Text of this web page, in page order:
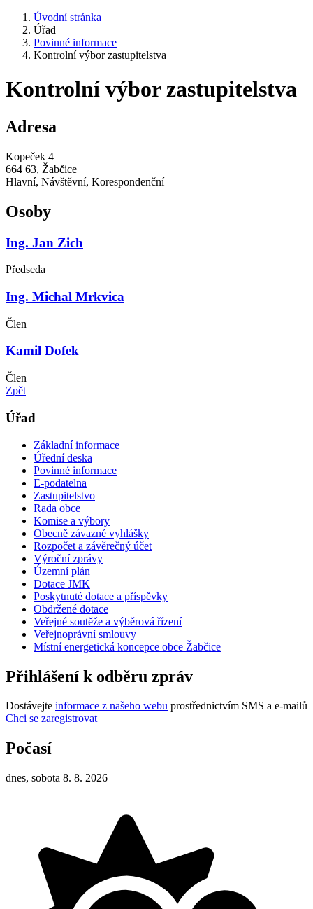
Úvodní stránka
Úřad
Povinné informace
Kontrolní výbor zastupitelstva
Kontrolní výbor zastupitelstva
Adresa
Kopeček 4
664 63, Žabčice
Hlavní, Návštěvní, Korespondenční
Osoby
Ing. Jan Zich
Předseda
Ing. Michal Mrkvica
Člen
Kamil Dofek
Člen
Zpět
Úřad
Základní informace
Úřední deska
Povinné informace
E-podatelna
Zastupitelstvo
Rada obce
Komise a výbory
Obecně závazné vyhlášky
Rozpočet a závěrečný účet
Výroční zprávy
Územní plán
Dotace JMK
Poskytnuté dotace a příspěvky
Obdržené dotace
Veřejné soutěže a výběrová řízení
Veřejnoprávní smlouvy
Místní energetická koncepce obce Žabčice
Přihlášení k odběru zpráv
Dostávejte informace z našeho webu prostřednictvím SMS a e-mailů
Chci se zaregistrovat
Počasí
dnes, sobota 8. 8. 2026